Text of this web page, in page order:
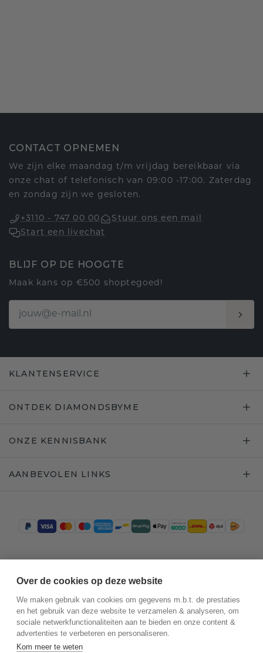
CONTACT OPNEMEN
We zijn elke maandag t/m vrijdag bereikbaar via
onze chat of telefonisch van 09:00 -17:00. Zaterdag
en zondag zijn we gesloten.
+3110 - 747 00 00
Stuur ons een mail
Start een livechat
BLIJF OP DE HOOGTE
Maak kans op €500 shoptegoed!
KLANTENSERVICE
ONTDEK DIAMONDSBYME
ONZE KENNISBANK
AANBEVOLEN LINKS
Over de cookies op deze website
We maken gebruik van cookies om gegevens m.b.t. de prestaties
en het gebruik van deze website te verzamelen & analyseren, om
sociale netwerkfunctionaliteiten aan te bieden en onze content &
advertenties te verbeteren en personaliseren.
Kom meer te weten